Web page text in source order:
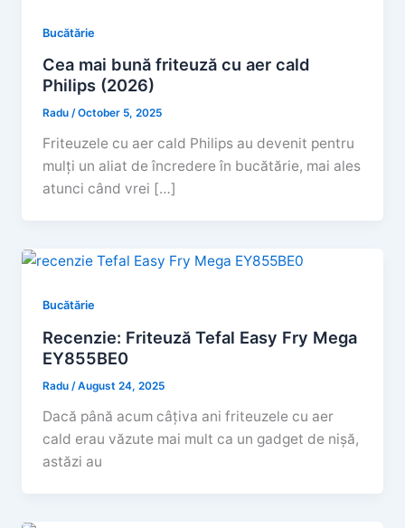
Bucătărie
Cea mai bună friteuză cu aer cald
Philips (2026)
Radu/October 5, 2025
Friteuzele cu aer cald Philips au devenit pentru
mulți un aliat de încredere în bucătărie, mai ales
atunci când vrei […]
Bucătărie
Recenzie: Friteuză Tefal Easy Fry Mega
EY855BE0
Radu /August 24, 2025
Dacă până acum câțiva ani friteuzele cu aer
cald erau văzute mai mult ca un gadget de nișă,
astăzi au